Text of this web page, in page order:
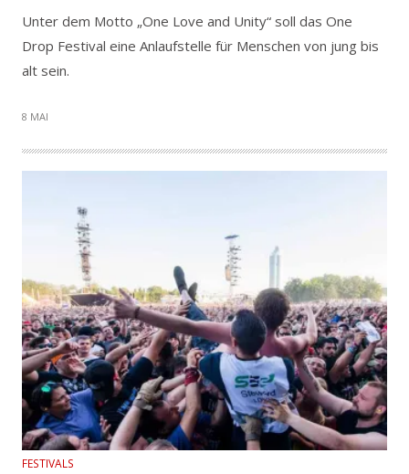
Unter dem Motto „One Love and Unity“ soll das One
Drop Festival eine Anlaufstelle für Menschen von jung bis
alt sein.
8 MAI
FESTIVALS